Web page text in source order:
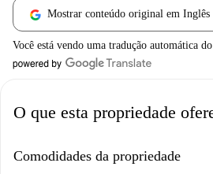
Mostrar conteúdo original em Inglês
Você está vendo uma tradução automática
O que esta propriedade
Comodidades da propriedade